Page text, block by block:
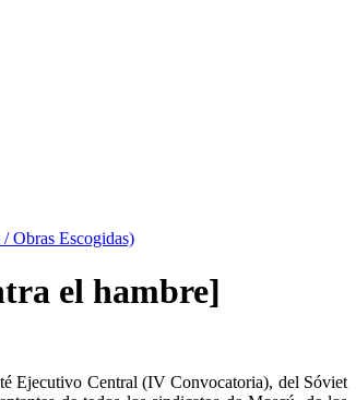
Obras Escogidas)
el hambre]
Ejecutivo Central (IV Convocatoria), del Sóviet